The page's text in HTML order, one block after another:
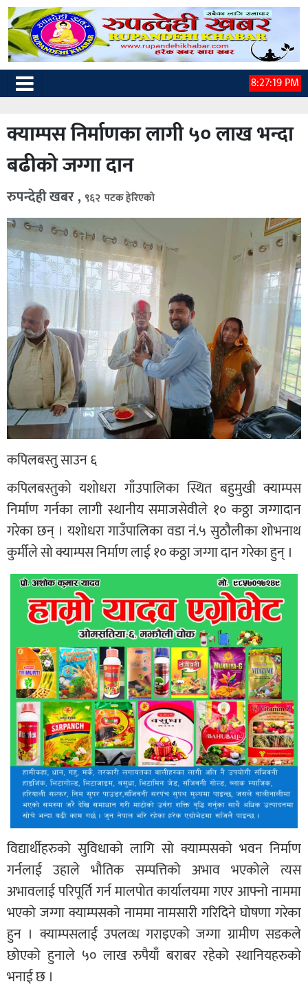
8:27:20 PM
क्याम्पस निर्माणका लागी ५० लाख भन्दा
बढीको जग्गा दान
रुपन्देही खबर , ९६२ पटक हेरिएको
कपिलबस्तु साउन ६
कपिलबस्तुको यशोधरा गाँउपालिका स्थित बहुमुखी क्याम्पस
निर्माण गर्नका लागी स्थानीय समाजसेवीले १० कठ्ठा जग्गादान
गरेका छन् । यशोधरा गाउँपालिका वडा नं.५ सुठौलीका शोभनाथ
कुर्मीले सो क्याम्पस निर्माण लाई १० कठ्ठा जग्गा दान गरेका हुन् ।
विद्यार्थीहरुको सुविधाको लागि सो क्याम्पसको भवन निर्माण
गर्नलाई उहाले भौतिक सम्पत्तिको अभाव भएकोले त्यस
अभावलाई परिपूर्ति गर्न मालपोत कार्यालयमा गएर आफ्नो नाममा
भएको जग्गा क्याम्पसको नाममा नामसारी गरिदिने घोषणा गरेका
हुन । क्याम्पसलाई उपलव्ध गराइएको जग्गा ग्रामीण सडकले
छोएको हुनाले ५० लाख रुपैयाँ बराबर रहेको स्थानियहरुको
भनाई छ ।